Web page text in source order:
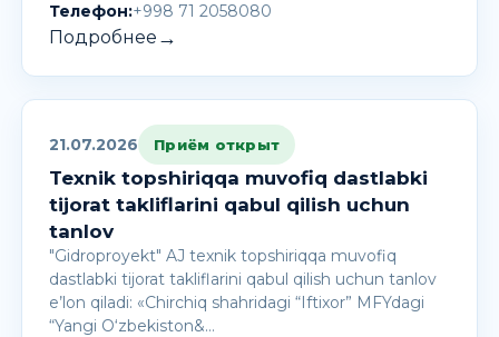
Телефон:+998 71 2058080
Подробнее →
21.07.2026 Приём открыт
Texnik topshiriqqa muvofiq dastlabki
tijorat takliflarini qabul qilish uchun
tanlov
"Gidroproyekt" AJ texnik topshiriqqa muvofiq
dastlabki tijorat takliflarini qabul qilish uchun tanlov
e’lon qiladi: «Chirchiq shahridagi “Iftixor” MFYdagi
“Yangi O‘zbekiston&…